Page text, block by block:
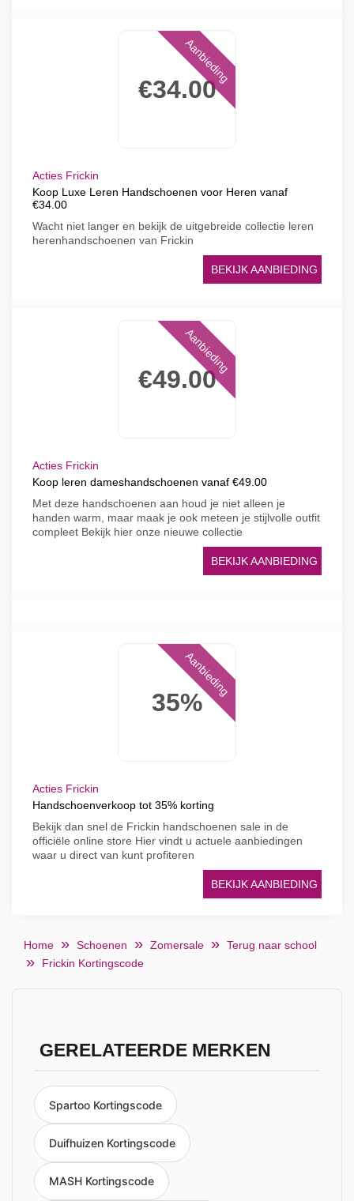
€34.00
Aanbieding
Acties Frickin
Koop Luxe Leren Handschoenen voor Heren vanaf
€34.00
Wacht niet langer en bekijk de uitgebreide collectie leren
herenhandschoenen van Frickin
BEKIJK AANBIEDING
€49.00
Aanbieding
Acties Frickin
Koop leren dameshandschoenen vanaf €49.00
Met deze handschoenen aan houd je niet alleen je
handen warm, maar maak je ook meteen je stijlvolle outfit
compleet Bekijk hier onze nieuwe collectie
BEKIJK AANBIEDING
35%
Aanbieding
Acties Frickin
Handschoenverkoop tot 35% korting
Bekijk dan snel de Frickin handschoenen sale in de
officiële online store Hier vindt u actuele aanbiedingen
waar u direct van kunt profiteren
BEKIJK AANBIEDING
Home Schoenen Zomersale
Terug naar school
Frickin Kortingscode
GERELATEERDE MERKEN
Spartoo Kortingscode
Duifhuizen Kortingscode
MASH Kortingscode